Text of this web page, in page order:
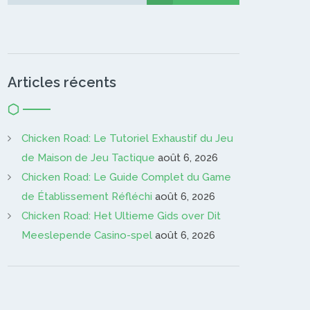
Articles récents
Chicken Road: Le Tutoriel Exhaustif du Jeu
de Maison de Jeu Tactique août 6, 2026
Chicken Road: Le Guide Complet du Game
de Établissement Réfléchi août 6, 2026
Chicken Road: Het Ultieme Gids over Dit
Meeslepende Casino-spel août 6, 2026